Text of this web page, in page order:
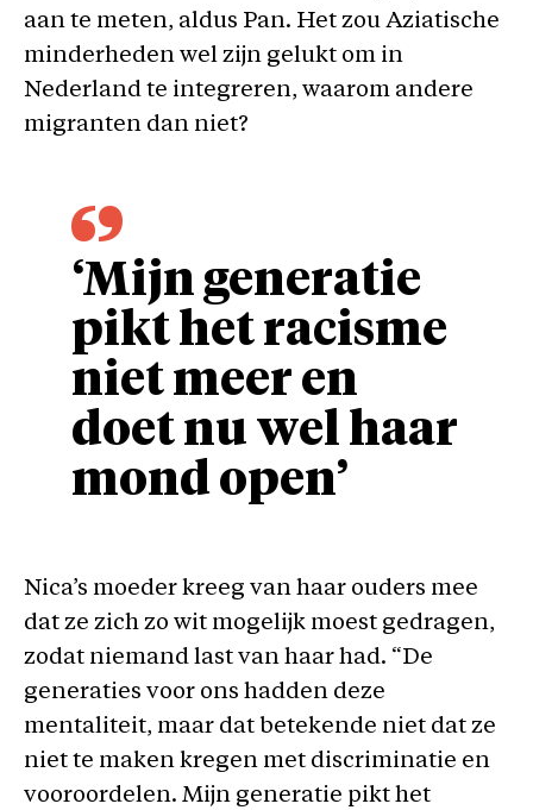
aan te meten, aldus Pan. Het zou Aziatische
minderheden wel zijn gelukt om in
Nederland te integreren, waarom andere
migranten dan niet?
‘Mijn generatie
pikt het racisme
niet meer en
doet nu wel haar
mond open’
Nica’s moeder kreeg van haar ouders mee
dat ze zich zo wit mogelijk moest gedragen,
zodat niemand last van haar had. “De
generaties voor ons hadden deze
mentaliteit, maar dat betekende niet dat ze
niet te maken kregen met discriminatie en
vooroordelen. Mijn generatie pikt het